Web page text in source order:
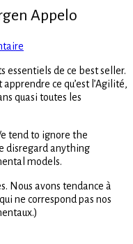
Appelo
3.0 »
par
Jurgen
essentiels de ce best seller.
ce qu’est l’Agilité,
quasi toutes les
tend to ignore the
disregard anything
models.
Nous avons tendance à
ne correspond pas nos